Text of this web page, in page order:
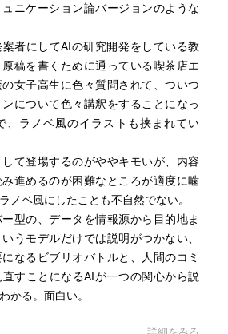
ュニケーション論バージョンのような
者にしてAIの研究開発をしている教
稿を書くために通っている喫茶店エ
の女子高生に色々質問されて、ついつ
について色々講釈をすることになっ
、ラノベ風のイラストも挟まれてい
て登場するのがややキモいが、内容
進めるのが困難なところが適度に噛
ノベ風にしたことも不自然でない。
型の、データを情報源から目的地ま
うモデルだけでは説明がつかない、
なるビブリオバトルと、人間のコミ
すことになるAIが一つの関心から説
かる。面白い。